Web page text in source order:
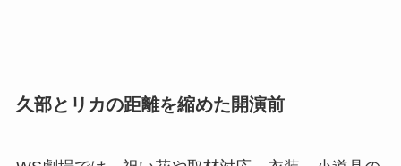
久部とリカの距離を縮めた開演前